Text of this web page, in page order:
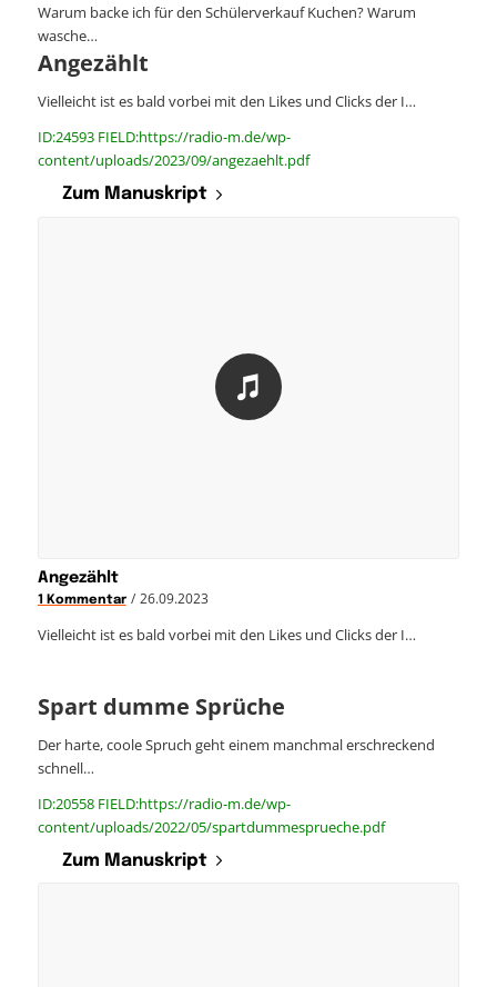
Warum backe ich für den Schülerverkauf Kuchen? Warum
wasche…
Angezählt
Vielleicht ist es bald vorbei mit den Likes und Clicks der I…
ID:24593 FIELD:https://radio-m.de/wp-
content/uploads/2023/09/angezaehlt.pdf
Zum Manuskript
Angezählt
1 Kommentar / 26.09.2023
Vielleicht ist es bald vorbei mit den Likes und Clicks der I…
Spart dumme Sprüche
Der harte, coole Spruch geht einem manchmal erschreckend
schnell…
ID:20558 FIELD:https://radio-m.de/wp-
content/uploads/2022/05/spartdummesprueche.pdf
Zum Manuskript